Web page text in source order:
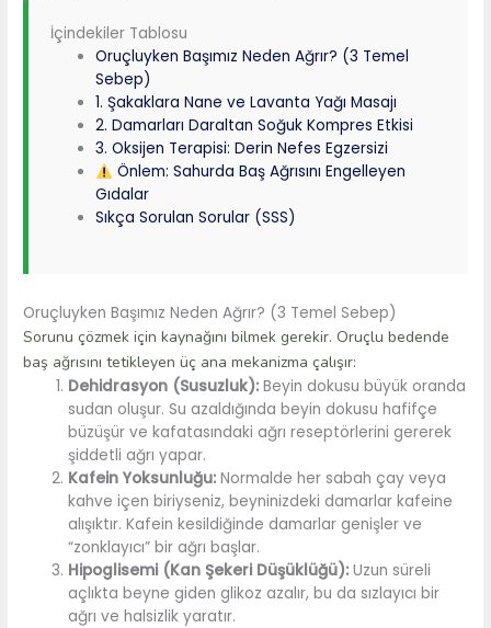
İçindekiler Tablosu
Oruçluyken Başımız Neden Ağrır? (3 Temel
Sebep)
1. Şakaklara Nane ve Lavanta Yağı Masajı
2. Damarları Daraltan Soğuk Kompres Etkisi
3. Oksijen Terapisi: Derin Nefes Egzersizi
Önlem: Sahurda Baş Ağrısını Engelleyen
Gıdalar
Sıkça Sorulan Sorular (SSS)
Oruçluyken Başımız Neden Ağrır? (3 Temel Sebep)
Sorunu çözmek için kaynağını bilmek gerekir. Oruçlu bedende
baş ağrısını tetikleyen üç ana mekanizma çalışır:
Dehidrasyon (Susuzluk): Beyin dokusu büyük oranda
sudan oluşur. Su azaldığında beyin dokusu hafifçe
büzüşür ve kafatasındaki ağrı reseptörlerini gererek
şiddetli ağrı yapar.
Kafein Yoksunluğu: Normalde her sabah çay veya
kahve içen biriyseniz, beyninizdeki damarlar kafeine
alışıktır. Kafein kesildiğinde damarlar genişler ve
“zonklayıcı” bir ağrı başlar.
Hipoglisemi (Kan Şekeri Düşüklüğü): Uzun süreli
açlıkta beyne giden glikoz azalır, bu da sızlayıcı bir
ağrı ve halsizlik yaratır.